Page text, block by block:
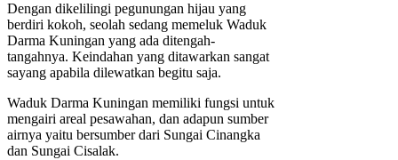
Dengan dikelilingi pegunungan hijau yang
berdiri kokoh, seolah sedang memeluk Waduk
Darma Kuningan yang ada ditengah-
tangahnya. Keindahan yang ditawarkan sangat
sayang apabila dilewatkan begitu saja.
Waduk Darma Kuningan memiliki fungsi untuk
mengairi areal pesawahan, dan adapun sumber
airnya yaitu bersumber dari Sungai Cinangka
dan Sungai Cisalak.